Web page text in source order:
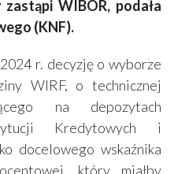
WIBOR, podała
(KNF).
r. decyzję o wyborze
WIRF, o technicznej
na depozytach
Kredytowych i
docelowego wskaźnika
który miałby